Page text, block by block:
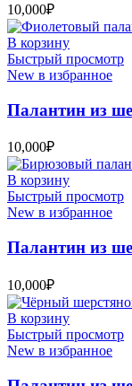
10,000₽
В корзину
Быстрый просмотр
New в избранное
Палантин из
10,000₽
В корзину
Быстрый просмотр
New в избранное
Палантин из
10,000₽
В корзину
Быстрый просмотр
New в избранное